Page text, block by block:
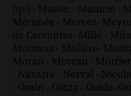
(qc) - Mason - Maturin -
Mérimée - Mervez-
de Cervantes- Mille -
Moinaux - Molière-
Moran - Moreau - Mortier
- Navarre - Nerval -
- Orain - Orczy - Ouida-